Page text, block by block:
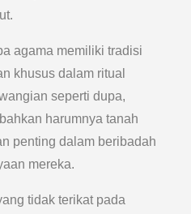
agama memiliki tradisi
khusus dalam ritual
seperti dupa,
harumnya tanah
penting dalam beribadah
mereka.
tidak terikat pada